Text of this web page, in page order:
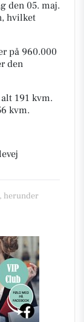
den 05. maj.
hvilket
på 960.000
den
191 kvm.
kvm.
herunder